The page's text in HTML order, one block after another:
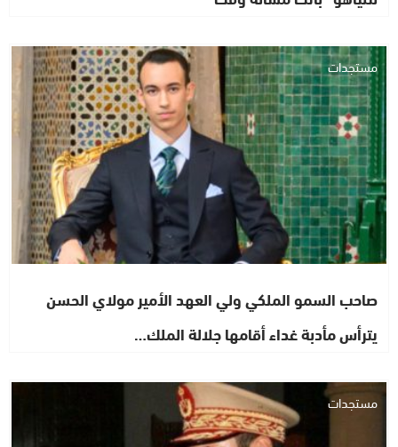
مستجدات
صاحب السمو الملكي ولي العهد الأمير مولاي الحسن
يترأس مأدبة غداء أقامها جلالة الملك…
مستجدات